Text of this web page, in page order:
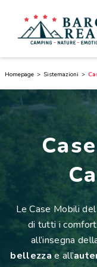
Homepage Sistemazioni
Le Case Mobili
di tutti i comfort
all’insegna
bellezza e all’